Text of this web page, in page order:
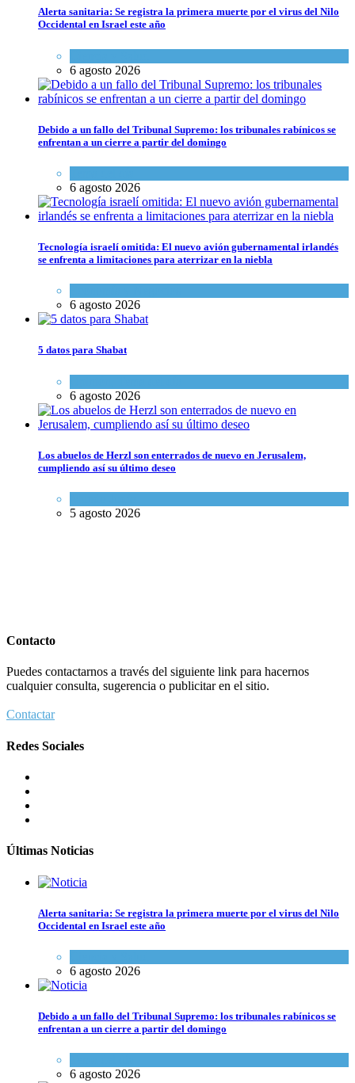
Alerta sanitaria: Se registra la primera muerte por el virus del Nilo
Occidental en Israel este año
6 agosto 2026
Debido a un fallo del Tribunal Supremo: los tribunales rabínicos se
enfrentan a un cierre a partir del domingo
6 agosto 2026
Tecnología israelí omitida: El nuevo avión gubernamental irlandés
se enfrenta a limitaciones para aterrizar en la niebla
6 agosto 2026
5 datos para Shabat
6 agosto 2026
Los abuelos de Herzl son enterrados de nuevo en Jerusalem,
cumpliendo así su último deseo
5 agosto 2026
Contacto
Puedes contactarnos a través del siguiente link para hacernos
cualquier consulta, sugerencia o publicitar en el sitio.
Contactar
Redes Sociales
Últimas Noticias
Alerta sanitaria: Se registra la primera muerte por el virus del Nilo
Occidental en Israel este año
6 agosto 2026
Debido a un fallo del Tribunal Supremo: los tribunales rabínicos se
enfrentan a un cierre a partir del domingo
6 agosto 2026